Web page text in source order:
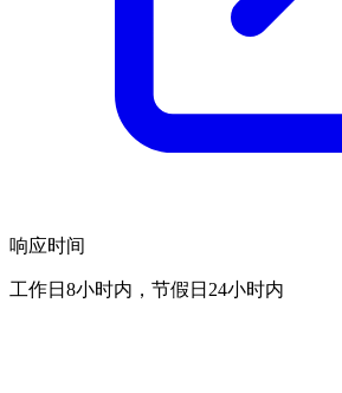
响应时间
工作日8小时内，节假日24小时内